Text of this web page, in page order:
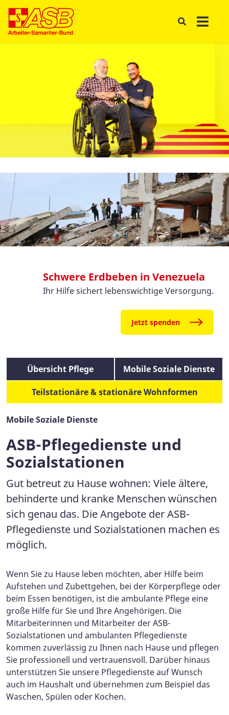
Schwere Erdbeben in Venezuela
Ihr Hilfe sichert lebenswichtige Versorgung.
Jetzt spenden
Übersicht Pflege Mobile Soziale Dienste
Teilstationäre & stationäre Wohnformen
Mobile Soziale Dienste
ASB-Pflegedienste und
Sozialstationen
Gut betreut zu Hause wohnen: Viele ältere,
behinderte und kranke Menschen wünschen
sich genau das. Die Angebote der ASB-
Pflegedienste und Sozialstationen machen es
möglich.
Wenn Sie zu Hause leben möchten, aber Hilfe beim
Aufstehen und Zubettgehen, bei der Körperpflege oder
beim Essen benötigen, ist die ambulante Pflege eine
große Hilfe für Sie und Ihre Angehörigen. Die
Mitarbeiterinnen und Mitarbeiter der ASB-
Sozialstationen und ambulanten Pflegedienste
kommen zuverlässig zu Ihnen nach Hause und pflegen
Sie professionell und vertrauensvoll. Darüber hinaus
unterstützen Sie unsere Pflegedienste auf Wunsch
auch im Haushalt und übernehmen zum Beispiel das
Waschen, Spülen oder Kochen.